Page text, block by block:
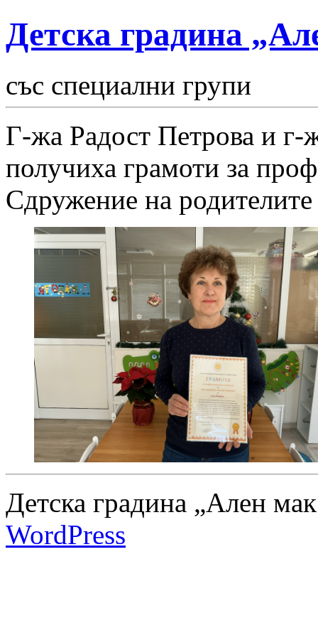
Детска градина
със специални групи
Г-жа Радост Петрова и
получиха грамоти за
Сдружение на
Детска градина „Ален
WordPress